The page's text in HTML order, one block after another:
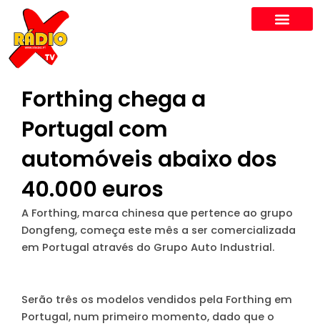
content
Forthing chega a
Portugal com
automóveis abaixo dos
40.000 euros
A Forthing, marca chinesa que pertence ao grupo
Dongfeng, começa este mês a ser comercializada
em Portugal através do Grupo Auto Industrial.
Serão três os modelos vendidos pela Forthing em
Portugal, num primeiro momento, dado que o